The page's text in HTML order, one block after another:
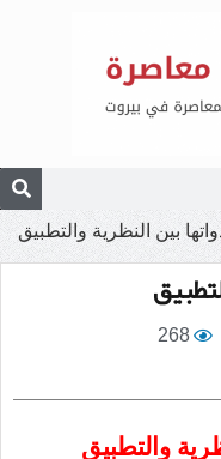
بين النظرية والتطبيق
268
والتطبيق